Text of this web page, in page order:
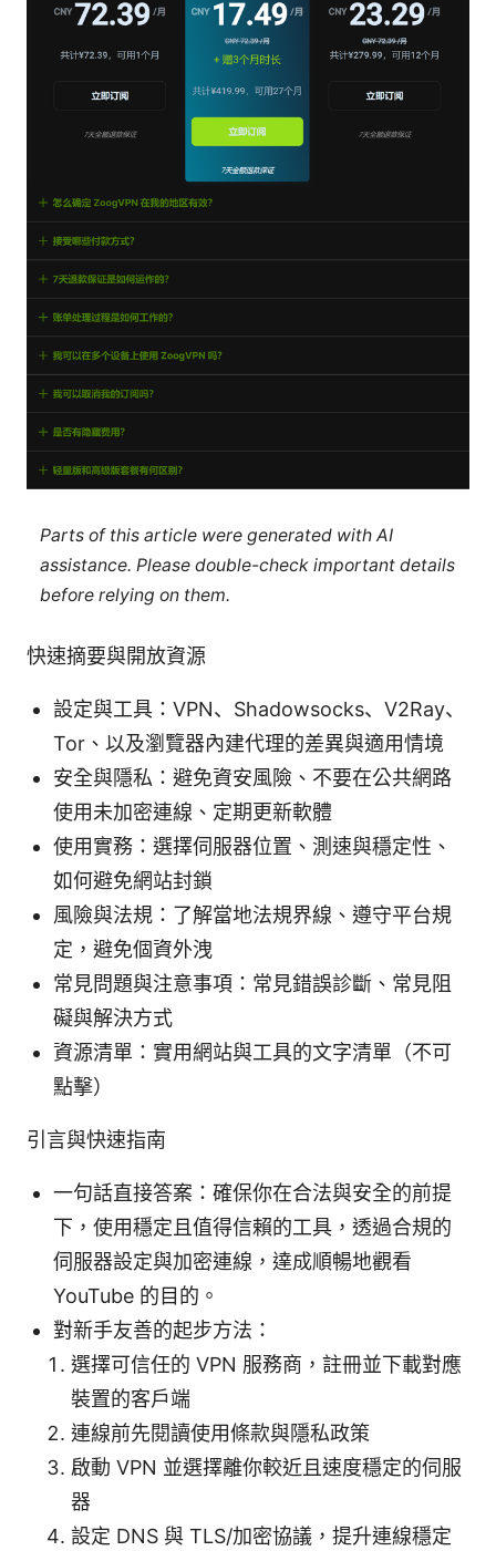
Parts of this article were generated with AI
assistance. Please double-check important details
before relying on them.
快速摘要與開放資源
設定與工具：VPN、Shadowsocks、V2Ray、
Tor、以及瀏覽器內建代理的差異與適用情境
安全與隱私：避免資安風險、不要在公共網路
使用未加密連線、定期更新軟體
使用實務：選擇伺服器位置、測速與穩定性、
如何避免網站封鎖
風險與法規：了解當地法規界線、遵守平台規
定，避免個資外洩
常見問題與注意事項：常見錯誤診斷、常見阻
礙與解決方式
資源清單：實用網站與工具的文字清單（不可
點擊）
引言與快速指南
一句話直接答案：確保你在合法與安全的前提
下，使用穩定且值得信賴的工具，透過合規的
伺服器設定與加密連線，達成順暢地觀看
YouTube 的目的。
對新手友善的起步方法：
選擇可信任的 VPN 服務商，註冊並下載對應
裝置的客戶端
連線前先閱讀使用條款與隱私政策
啟動 VPN 並選擇離你較近且速度穩定的伺服
器
設定 DNS 與 TLS/加密協議，提升連線穩定